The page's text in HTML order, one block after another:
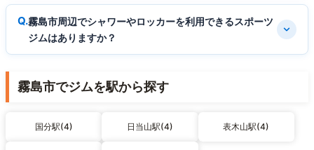
霧島市周辺でシャワーやロッカーを利用できるスポーツ
ジムはありますか？
霧島市でジムを駅から探す
国分駅(4) 日当山駅(4) 表木山駅(4)